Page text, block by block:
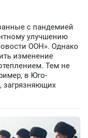
с пандемией
улучшению
ООН». Однако
изменение
Тем не
в Юго-
загрязняющих